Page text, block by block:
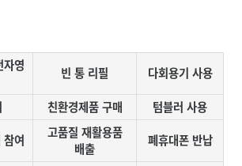
자영
빈 통 리필 다회용기 사용
친환경제품 구매 텀블러 사용
참여
고품질 재활용품
배출
폐휴대폰 반납